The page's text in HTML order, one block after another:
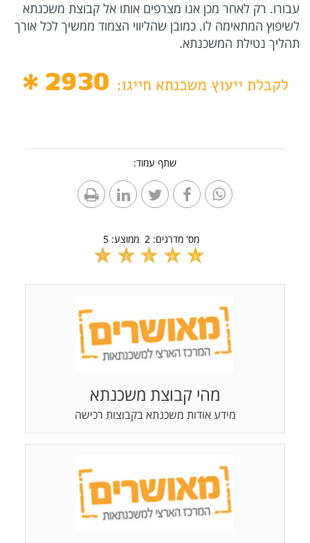
עבורו. רק לאחר מכן אנו מצרפים אותו אל קבוצת משכנתא
לשיפוץ המתאימה לו. כמובן שהליווי הצמוד ממשיך לכל אורך
תהליך נטילת המשכנתא.
שתף עמוד:
מס' מדרגים:2 ממוצע:5
1 2 3 4 5
מהי קבוצת משכנתא
מידע אודות משכנתא בקבוצות רכישה